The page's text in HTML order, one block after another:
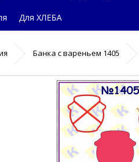
Для ХЛЕБА
Банка с вареньем 1405